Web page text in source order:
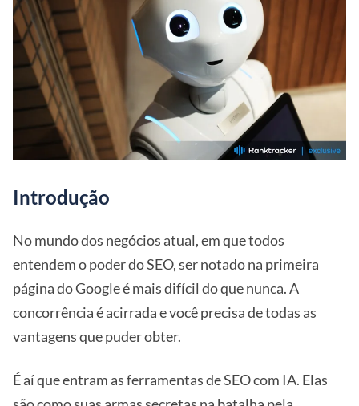
Introdução
No mundo dos negócios atual, em que todos
entendem o poder do SEO, ser notado na primeira
página do Google é mais difícil do que nunca. A
concorrência é acirrada e você precisa de todas as
vantagens que puder obter.
É aí que entram as ferramentas de SEO com IA. Elas